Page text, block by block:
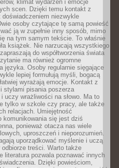
klimat wydarzeń i emocje
scen. Dzięki temu kontakt z
doświadczeniem niezwykle
osoby czytające tę samą powieść
ją w zupełnie inny sposób, mimo
na tym samym tekście. To właśnie
książek. Nie narzucają wszystkiego
do współtworzenia świata
ma również ogromne
języka. Osoby regularnie sięgające
lepiej formułują myśli, bogacą
wyrażają emocje. Kontakt z
stylami pisania poszerza
uczy wrażliwości na słowo. Ma to
tylko w szkole czy pracy, ale także
relacjach. Umiejętność
komunikowania się jest dziś
ponieważ otacza nas wiele
uproszczeń i nieporozumień.
uporządkować myślenie i uczą
odbiorze treści. Warto także
literatura pozwala poznawać innych
Dzięki powieściom,